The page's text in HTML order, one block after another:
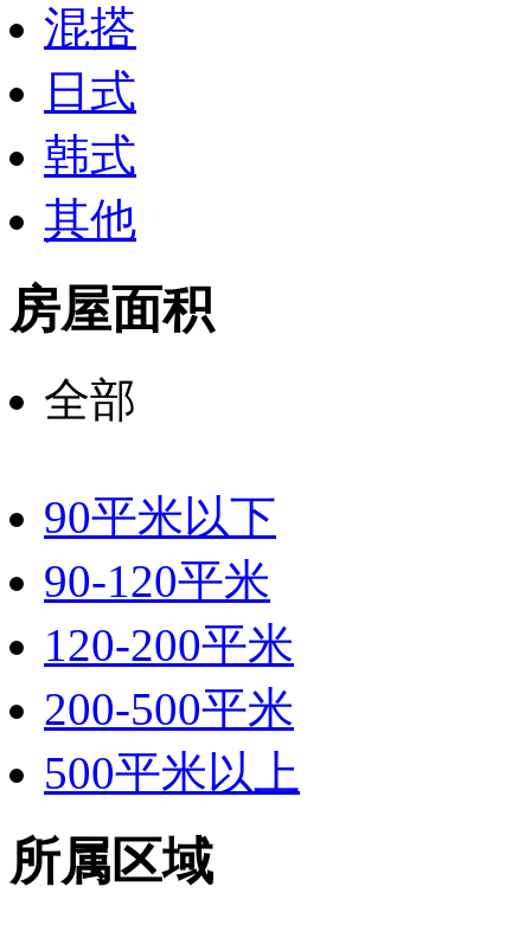
混搭
日式
韩式
其他
房屋面积
全部
90平米以下
90-120平米
120-200平米
200-500平米
500平米以上
所属区域